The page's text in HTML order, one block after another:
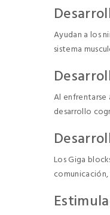
Ayudan a los
sistema
Al enfrentarse
desarrollo
Los Giga